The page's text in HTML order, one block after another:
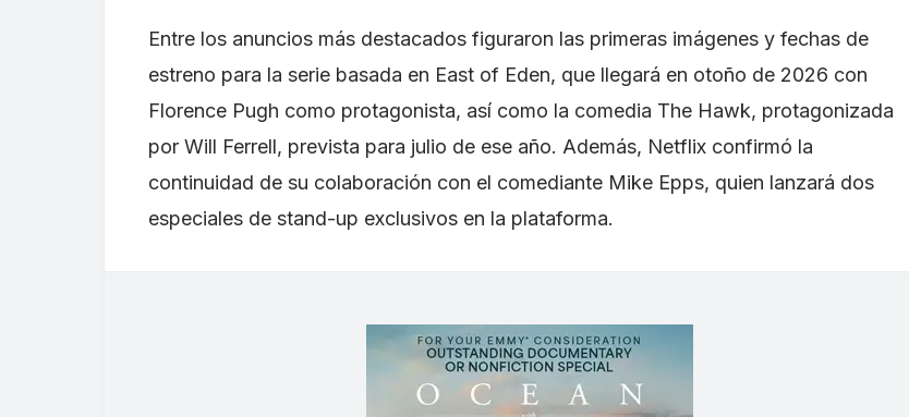
Entre los anuncios más destacados figuraron las primeras imágenes y fechas de
estreno para la serie basada en East of Eden, que llegará en otoño de 2026 con
Florence Pugh como protagonista, así como la comedia The Hawk, protagonizada
por Will Ferrell, prevista para julio de ese año. Además, Netflix confirmó la
continuidad de su colaboración con el comediante Mike Epps, quien lanzará dos
especiales de stand-up exclusivos en la plataforma.